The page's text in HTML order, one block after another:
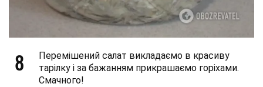
8
Перемішений салат викладаємо в красиву
тарілку і за бажанням прикрашаємо горіхами.
Смачного!